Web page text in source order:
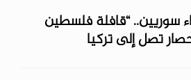
سوريين.. “قافلة فلسطين
تصل إلى تركيا